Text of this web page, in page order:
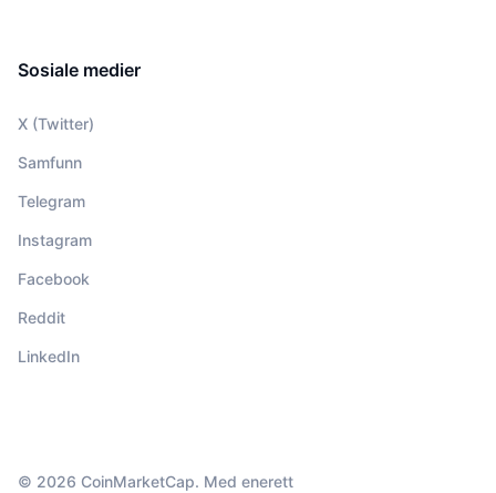
Sosiale medier
X (Twitter)
Samfunn
Telegram
Instagram
Facebook
Reddit
LinkedIn
© 2026 CoinMarketCap. Med enerett